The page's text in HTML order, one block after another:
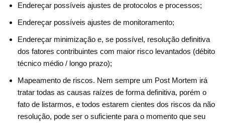
Endereçar possíveis ajustes de protocolos e processos;
Endereçar possíveis ajustes de monitoramento;
Endereçar minimização e, se possível, resolução definitiva
dos fatores contribuintes com maior risco levantados (débito
técnico médio / longo prazo);
Mapeamento de riscos. Nem sempre um Post Mortem irá
tratar todas as causas raízes de forma definitiva, porém o
fato de listarmos, e todos estarem cientes dos riscos da não
resolução, pode ser o suficiente para o momento que seu